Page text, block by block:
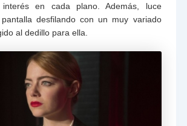
en cada plano. Además, luce
desfilando con un muy variado
al dedillo para ella.